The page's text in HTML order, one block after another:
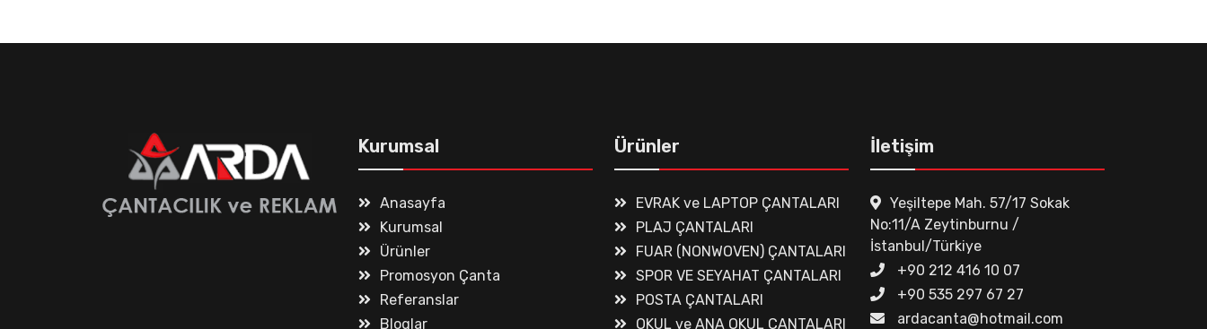
Kurumsal
Anasayfa
Kurumsal
Ürünler
Promosyon Çanta
Referanslar
Bloglar
Ürünler
EVRAK ve LAPTOP ÇANTALARI
PLAJ ÇANTALARI
FUAR (NONWOVEN) ÇANTALARI
SPOR VE SEYAHAT ÇANTALARI
POSTA ÇANTALARI
OKUL ve ANA OKUL ÇANTALARI
İletişim
Yeşiltepe Mah. 57/17 Sokak
No:11/A Zeytinburnu /
İstanbul/Türkiye
+90 212 416 10 07
+90 535 297 67 27
ardacanta@hotmail.com